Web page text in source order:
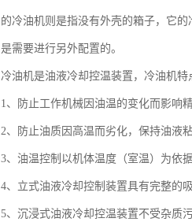
的冷油机则是指没有外壳的箱子，它
是需要进行另外配置的。
冷油机是油液冷却控温装置，冷油机特
1、防止工作机械因油温的变化而影响精
2、防止油质因高温而劣化，保持油液
3、油温控制以机体温度（室温）为依
4、立式油液冷却控制装置具有完整的
5、沉浸式油液冷却控温装置不受杂质